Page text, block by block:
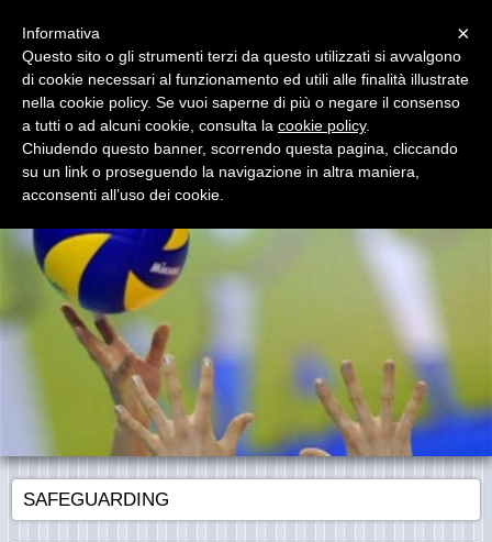
acs povolaro
acs povolaro
SAFEGUARDING
×
Informativa
Questo sito o gli strumenti terzi da questo utilizzati si avvalgono
di cookie necessari al funzionamento ed utili alle finalità illustrate
nella cookie policy. Se vuoi saperne di più o negare il consenso
a tutti o ad alcuni cookie, consulta la cookie policy.
Chiudendo questo banner, scorrendo questa pagina, cliccando
su un link o proseguendo la navigazione in altra maniera,
acconsenti all’uso dei cookie.